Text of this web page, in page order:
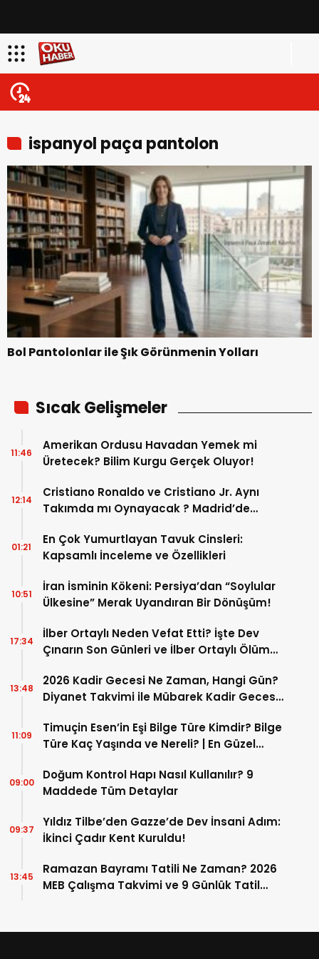
ispanyol paça pantolon
Bol Pantolonlar ile Şık Görünmenin Yolları
Sıcak Gelişmeler
Amerikan Ordusu Havadan Yemek mi
Üretecek? Bilim Kurgu Gerçek Oluyor!
11:46
Cristiano Ronaldo ve Cristiano Jr. Aynı
Takımda mı Oynayacak ? Madrid’de
12:14
En Çok Yumurtlayan Tavuk Cinsleri:
Kapsamlı İnceleme ve Özellikleri
01:21
İran İsminin Kökeni: Persiya’dan “Soylular
Ülkesine” Merak Uyandıran Bir Dönüşüm!
10:51
İlber Ortaylı Neden Vefat Etti? İşte Dev
Çınarın Son Günleri ve İlber Ortaylı Ölüm
17:34
2026 Kadir Gecesi Ne Zaman, Hangi Gün?
Diyanet Takvimi ile Mübarek Kadir Gecesi
13:48
Timuçin Esen’in Eşi Bilge Türe Kimdir? Bilge
Türe Kaç Yaşında ve Nereli? | En Güzel
11:09
Doğum Kontrol Hapı Nasıl Kullanılır? 9
Maddede Tüm Detaylar
09:00
Yıldız Tilbe’den Gazze’de Dev İnsani Adım:
İkinci Çadır Kent Kuruldu!
09:37
Ramazan Bayramı Tatili Ne Zaman? 2026
MEB Çalışma Takvimi ve 9 Günlük Tatil
13:45